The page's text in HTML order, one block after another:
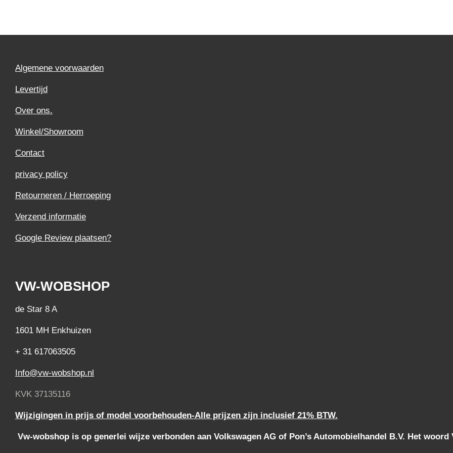
Algemene voorwaarden
Levertijd
Over ons.
Winkel/Showroom
Contact
privacy policy
Retourneren / Herroeping
Verzend informatie
Google Review plaatsen?
VW-WOBSHOP
de Star 8 A
1601 MH Enkhuizen
+ 31 617063505
Info@vw-wobshop.nl
KVK 37135116
Wijzigingen in prijs of model voorbehouden-Alle prijzen zijn inclusief 21% BTW.
Vw-wobshop is op generlei wijze verbonden aan Volkswagen AG of Pon’s Automobielhandel B.V. Het